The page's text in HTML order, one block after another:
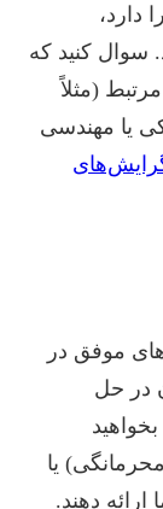
دارد،
سوال کنید که
(مثلاً
یا مهندسی
موفق در
در حل
یا
دهند.